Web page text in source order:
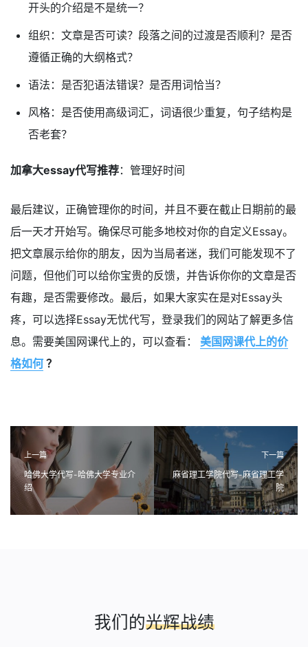
开头的介绍是不是统一？
组织：文章是否可读？段落之间的过渡是否顺利？是否
遵循正确的大纲格式？
语法：是否犯语法错误？是否用词恰当？
风格：是否使用高级词汇，词语很少重复，句子结构是
否老套？
加拿大essay代写推荐：管理好时间
最后建议，正确管理你的时间，并且不要在截止日期前的最
后一天才开始写。确保尽可能多地校对你的自定义Essay。
把文章展示给你的朋友，因为当局者迷，我们可能发现不了
问题，但他们可以给你宝贵的反馈，并告诉你你的文章是否
有趣，是否需要修改。最后，如果大家实在是对Essay头
疼，可以选择Essay无忧代写，登录我们的网站了解更多信
息。需要美国网课代上的，可以查看：
美国网课代上的价
格如何 ？
上一篇
哈佛大学代写-哈佛大学专业介
绍
下一篇
麻省理工学院代写-麻省理工学
院
我们的光辉战绩